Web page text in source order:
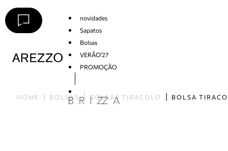
novidades
Sapatos
Bolsas
VERÃO'27
PROMOÇÃO
HOME BOLSAS BOLSAS TIRACOLO